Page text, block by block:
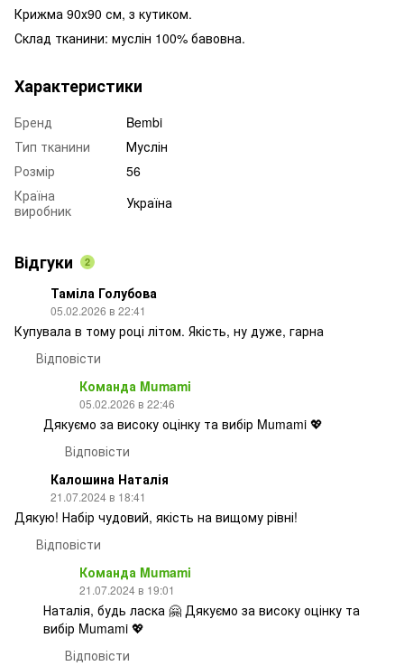
Крижма 90х90 см, з кутиком.
Склад тканини: муслін 100% бавовна.
Характеристики
Бренд
Bembi
Тип тканини
Муслін
Розмір
56
Країна
виробник
Україна
Відгуки 2
Таміла Голубова
05.02.2026 в 22:41
Купувала в тому році літом. Якість, ну дуже, гарна
Відповісти
Команда Mumami
05.02.2026 в 22:46
Дякуємо за високу оцінку та вибір Mumami 💖
Відповісти
Калошина Наталія
21.07.2024 в 18:41
Дякую! Набір чудовий, якість на вищому рівні!
Відповісти
Команда Mumami
21.07.2024 в 19:01
Наталія, будь ласка 🤗 Дякуємо за високу оцінку та
вибір Mumami 💖
Відповісти